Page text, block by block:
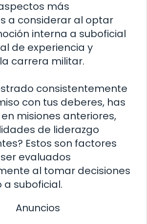
más
a considerar al optar
interna a suboficial
de experiencia y
carrera militar.
consistentemente
con tus deberes, has
misiones anteriores,
de liderazgo
Estos son factores
evaluados
al tomar decisiones
a suboficial.
Anuncios